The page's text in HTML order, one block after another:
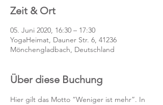
Zeit & Ort
05. Juni 2020, 16:30 – 17:30
YogaHeimat, Dauner Str. 6, 41236
Mönchengladbach, Deutschland
Über diese Buchung
Hier gilt das Motto “Weniger ist mehr”. In